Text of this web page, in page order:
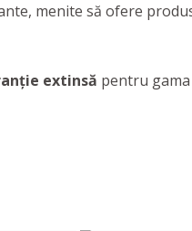
menite să ofere
extinsă pentru